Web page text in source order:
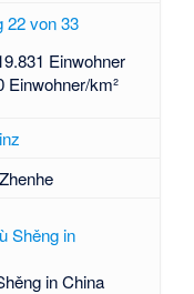
22 von 33
Einwohner
Einwohner/km²
in China